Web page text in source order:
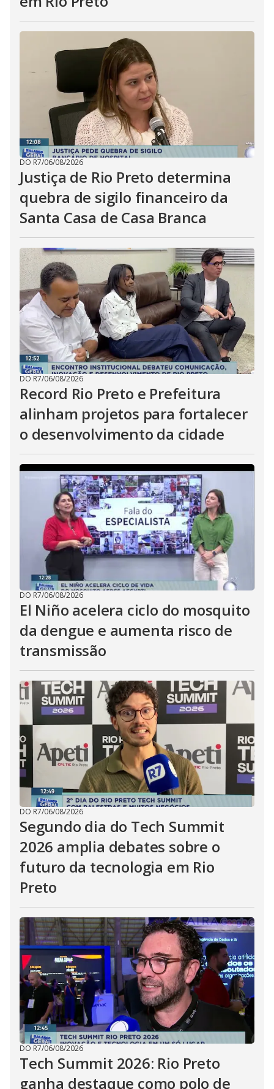
DO R7/06/08/2026
Justiça de Rio Preto determina
quebra de sigilo financeiro da
Santa Casa de Casa Branca
DO R7/06/08/2026
Record Rio Preto e Prefeitura
alinham projetos para fortalecer
o desenvolvimento da cidade
DO R7/06/08/2026
El Niño acelera ciclo do mosquito
da dengue e aumenta risco de
transmissão
DO R7/06/08/2026
Segundo dia do Tech Summit
2026 amplia debates sobre o
futuro da tecnologia em Rio
Preto
DO R7/06/08/2026
Tech Summit 2026: Rio Preto
ganha destaque como polo de